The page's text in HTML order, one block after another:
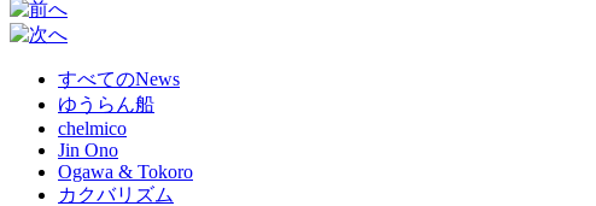
すべてのNews
ゆうらん船
chelmico
Jin Ono
Ogawa & Tokoro
カクバリズム